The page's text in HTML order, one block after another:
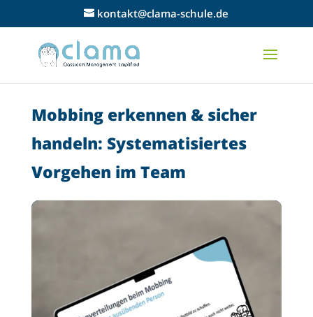
kontakt@clama-schule.de
Mobbing erkennen & sicher
handeln: Systematisiertes
Vorgehen im Team